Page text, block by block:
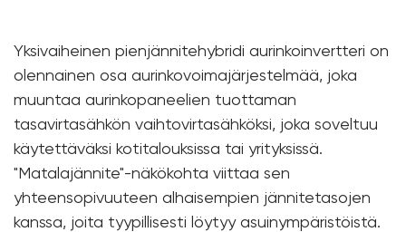
Yksivaiheinen pienjännitehybridi aurinkoinvertteri on
olennainen osa aurinkovoimajärjestelmää, joka
muuntaa aurinkopaneelien tuottaman
tasavirtasähkön vaihtovirtasähköksi, joka soveltuu
käytettäväksi kotitalouksissa tai yrityksissä.
"Matalajännite"-näkökohta viittaa sen
yhteensopivuuteen alhaisempien jännitetasojen
kanssa, joita tyypillisesti löytyy asuinympäristöistä.